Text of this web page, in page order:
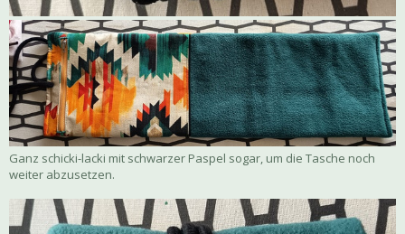
Ganz schicki-lacki mit schwarzer Paspel sogar, um die Tasche noch
weiter abzusetzen.